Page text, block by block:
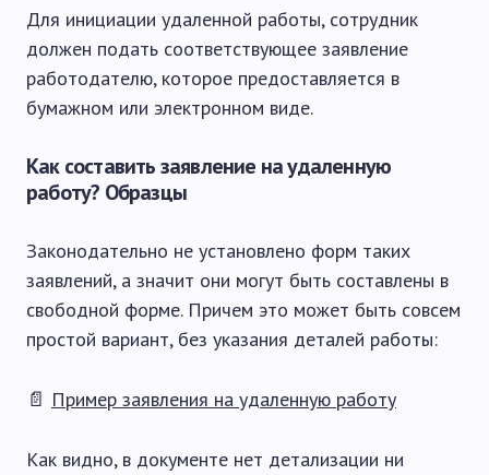
Для инициации удаленной работы, сотрудник
должен подать соответствующее заявление
работодателю, которое предоставляется в
бумажном или электронном виде.
Как составить заявление на удаленную
работу? Образцы
Законодательно не установлено форм таких
заявлений, а значит они могут быть составлены в
свободной форме. Причем это может быть совсем
простой вариант, без указания деталей работы:
📄 Пример заявления на удаленную работу
Как видно, в документе нет детализации ни